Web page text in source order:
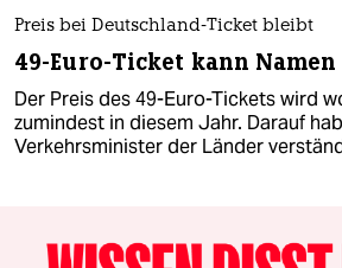
Preis bei Deutschland-Ticket bleibt
49-Euro-Ticket kann
Der Preis des 49-Euro-Tickets wird
zumindest in diesem Jahr. Darauf
Verkehrsminister der Länder